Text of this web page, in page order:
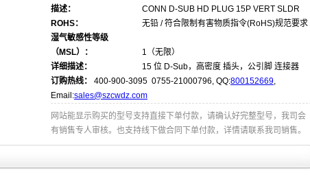
描述：
CONN D-SUB HD PLUG 15P VERT SLDR
ROHS：
无铅 / 符合限制有害物质指令(RoHS)规范要求
湿气敏感性等级
（MSL）：
1（无限）
详细描述：
15 位 D-Sub，高密度 插头，公引脚 连接器
订购热线：
400-900-3095 0755-21000796, QQ:800152669,
Email:sales@szcwdz.com
网站能显示购买的型号支持直接下单付款，请确认好完整型号，我司会
有销售专人审核。也支持线下做合同下单付款，详情请联系我司销售。